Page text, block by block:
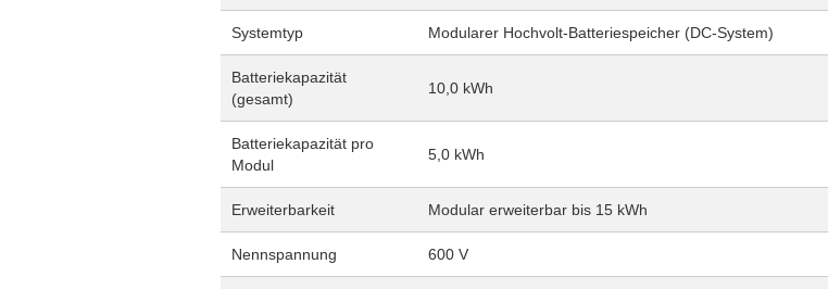
Systemtyp Modularer Hochvolt-Batteriespeicher (DC-System)
Batteriekapazität
(gesamt)
10,0 kWh
Batteriekapazität pro
Modul
5,0 kWh
Erweiterbarkeit Modular erweiterbar bis 15 kWh
Nennspannung 600 V